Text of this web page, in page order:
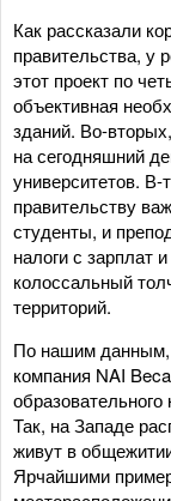
Как рассказали
правительства, у
этот проект по
объективная
зданий. Во-
на сегодняшний
университетов.
правительству
студенты, и
налоги с зарплат
колоссальный
территорий.
По нашим данным,
компания NAI
Так, на Западе
живут в
Ярчайшими